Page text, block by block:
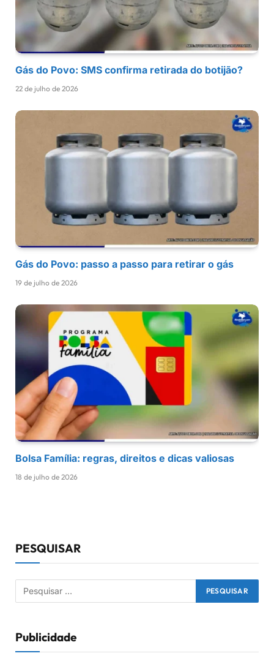
Gás do Povo: SMS confirma retirada do botijão?
22 de julho de 2026
Gás do Povo: passo a passo para retirar o gás
19 de julho de 2026
Bolsa Família: regras, direitos e dicas valiosas
18 de julho de 2026
PESQUISAR
Publicidade